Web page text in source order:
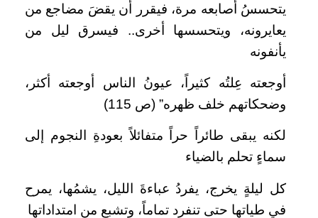
يتحسسُ أصابعه مرة، فيقرر أن يقضَ مضاجع من
يعايرونه، ويتحسسها أخرى.. فيسرق ليل من
يأنفونه
أوجعته عِلتُه كثيراً، عيونُ الناس أوجعته أكثر،
وضحكاتهم خلف ظهره” (ص 115)
لكنه يبقى طائراً حراً متفائلاً بعودةِ النجوم إلى
سماءٍ تحلم بالضياء
كل ليلةٍ يخرج، يفردُ عباءةَ الليل، يشمُها، يمرح
في طياتها حتى تنفرد تماماً، وتشبع من امتداداتها